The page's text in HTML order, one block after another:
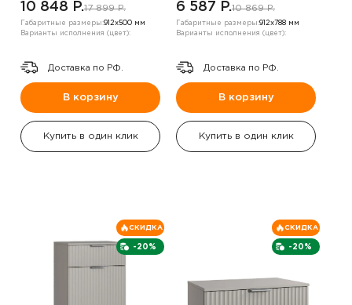
10 848 P.17 899 P.
Габаритные размеры:912х500 мм
Варианты исполнения (цвет):
Доставка по РФ.
В корзину
Купить в один клик
6 587 P.10 869 P.
Габаритные размеры:912х788 мм
Варианты исполнения (цвет):
Доставка по РФ.
В корзину
Купить в один клик
-20%
СКИДКА
-20%
СКИДКА